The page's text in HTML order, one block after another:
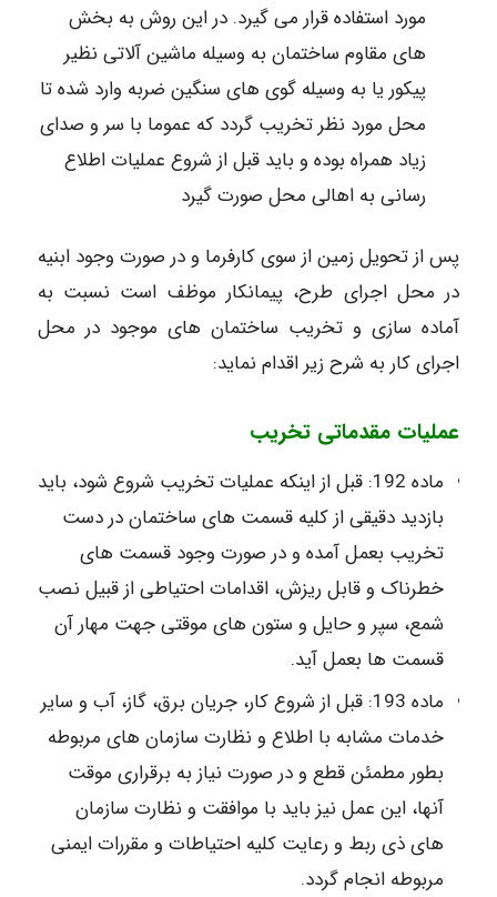
مورد استفاده قرار می گیرد. در این روش به بخش
های مقاوم ساختمان به وسیله ماشین آلاتی نظیر
پیکور یا به وسیله گوی های سنگین ضربه وارد شده تا
محل مورد نظر تخریب گردد که عموما با سر و صدای
زیاد همراه بوده و باید قبل از شروع عملیات اطلاع
رسانی به اهالی محل صورت گیرد
پس از تحویل زمین از سوی کارفرما و در صورت وجود ابنیه
در محل اجرای طرح، پیمانکار موظف است نسبت به
آماده سازی و تخریب ساختمان های موجود در محل
اجرای کار به شرح زیر اقدام نماید:
عملیات مقدماتی تخریب
ماده 192: قبل از اینکه عملیات تخریب شروع شود، باید
بازدید دقیقی از کلیه قسمت های ساختمان در دست
تخریب بعمل آمده و در صورت وجود قسمت های
خطرناک و قابل ریزش، اقدامات احتیاطی از قبیل نصب
شمع، سپر و حایل و ستون های موقتی جهت مهار آن
قسمت ها بعمل آید.
ماده 193: قبل از شروع کار، جریان برق، گاز، آب و سایر
خدمات مشابه با اطلاع و نظارت سازمان های مربوطه
بطور مطمئن قطع و در صورت نیاز به برقراری موقت
آنها، این عمل نیز باید با موافقت و نظارت سازمان
های ذی ربط و رعایت کلیه احتیاطات و مقررات ایمنی
مربوطه انجام گردد.